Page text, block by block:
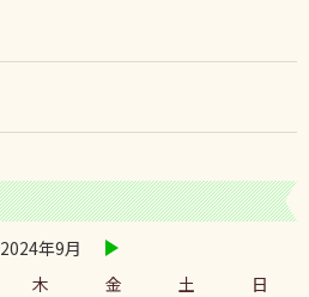
2024年9月
木 金 土 日